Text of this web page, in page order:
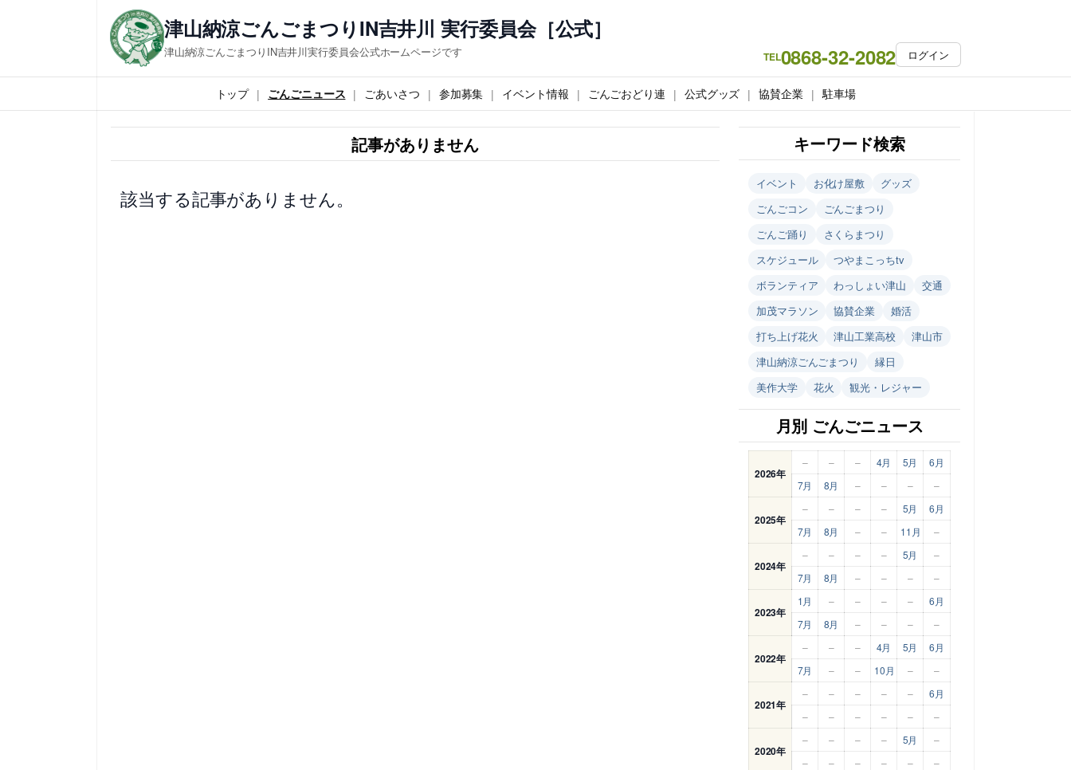
ス
キ
津山納涼ごんごまつりIN吉井川 実行委員会［公式］
津山納涼ごんごまつりIN吉井川実行委員会公式ホームページです TEL0868-32-2082 ログイン
トップ ごんごニュース ごあいさつ 参加募集 イベント情報 ごんごおどり連 公式グッズ 協賛企業 駐車場
記事がありません
該当する記事がありません。
キーワード検索
イベント お化け屋敷
グッズ
ごんごコン
ごんごまつり
ごんご踊り
さくらまつり
スケジュール
つやまこっちtv
ボランティア
わっしょい津山
交通
加茂マラソン
協賛企業
婚活
打ち上げ花火
津山工業高校
津山市
津山納涼ごんごまつり
縁日
美作大学
花火 観光・レジャー
月別 ごんごニュース
2026年
– – – 4月 5月
6月
7月
8月 – – – –
2025年
– – – – 5月
6月
7月
8月 – – 11月 –
2024年
– – – – 5月
–
7月
8月 – – – –
2023年
1月 – – – –
6月
7月
8月 – – – –
2022年
– – – 4月 5月
6月
7月
– – 10月 – –
2021年
– – – – –
6月
–
– – – – –
2020年
– – – – 5月
–
–
– – – – –